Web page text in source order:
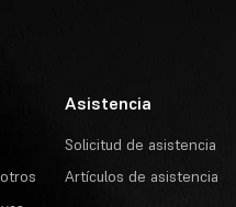
Asistencia
Solicitud de asistencia
Artículos de asistencia